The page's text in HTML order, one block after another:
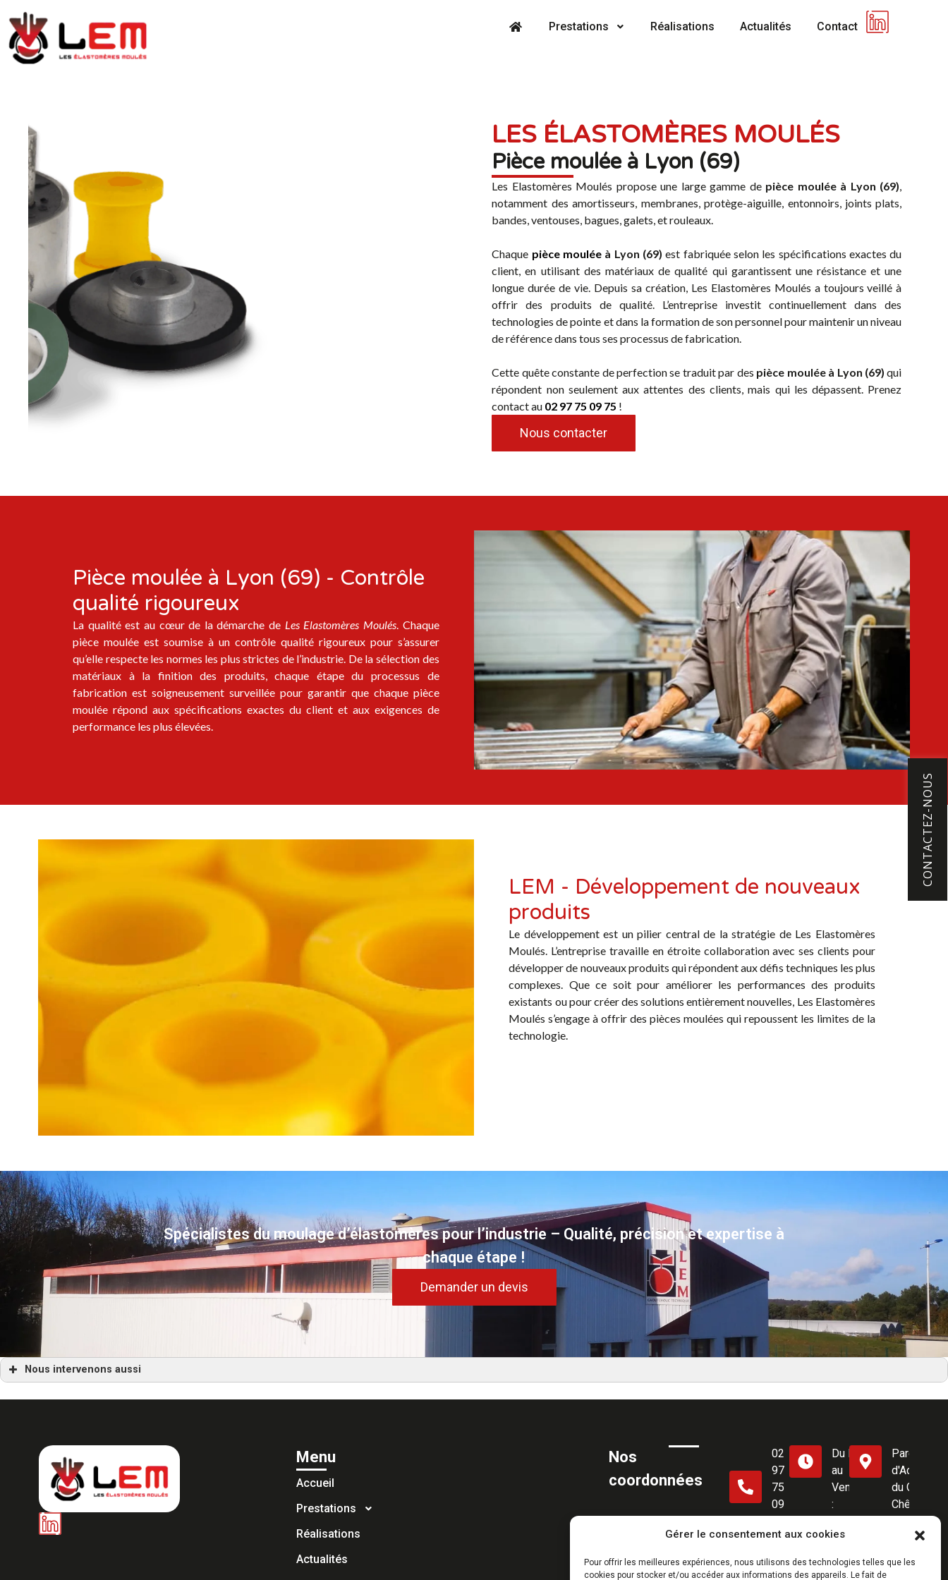
Gérer le consentement aux cookies
Pour offrir les meilleures expériences, nous utilisons des technologies telles que les
cookies pour stocker et/ou accéder aux informations des appareils. Le fait de
Prestations Réalisations Actualités Contact
LES ÉLASTOMÈRES MOULÉS
Pièce moulée à Lyon (69)
Les Elastomères Moulés propose une large gamme de pièce moulée à Lyon (69)
notamment des amortisseurs, membranes, protège-aiguille, entonnoirs, joints plats,
bandes, ventouses, bagues, galets, et rouleaux.
Chaque pièce mouléeà Lyon (69)est fabriquée selon les spécifications exactes du
client, en utilisant des matériaux de qualité qui garantissent une résistance et une
longue durée de vie. Depuis sa création, Les Elastomères Moulés a toujours veillé à
offrir des produits de qualité. L’entreprise investit continuellement dans des
technologies de pointe et dans la formation de son personnel pour maintenir un niveau
de référence dans tous ses processus de fabrication.
Cette quête constante de perfection se traduit par des pièce moulée à Lyon (69) qui
répondent non seulement aux attentes des clients, mais qui les dépassent. Prenez
contact au 02 97 75 09 75 !
Nous contacter
Pièce moulée à Lyon (69) - Contrôle
qualité rigoureux
La qualité est au cœur de la démarche de Les Elastomères Moulés. Chaque
pièce moulée est soumise à un contrôle qualité rigoureux pour s’assurer
qu’elle respecte les normes les plus strictes de l’industrie. De la sélection des
matériaux à la finition des produits, chaque étape du processus de
fabrication est soigneusement surveillée pour garantir que chaque pièce
moulée répond aux spécifications exactes du client et aux exigences de
performance les plus élevées.
LEM - Développement de nouveaux
produits
Le développement est un pilier central de la stratégie de Les Elastomères
Moulés. L’entreprise travaille en étroite collaboration avec ses clients pour
développer de nouveaux produits qui répondent aux défis techniques les plus
complexes. Que ce soit pour améliorer les performances des produits
existants ou pour créer des solutions entièrement nouvelles, Les Elastomères
Moulés s’engage à offrir des pièces moulées qui repoussent les limites de la
technologie.
Spécialistes du moulage d’élastomères pour l’industrie – Qualité, précision et expertise à
chaque étape !
Demander un devis
Nous intervenons aussi
Pièce moulée Grenoble
Pièce moulée Le Havre
Pièce moulée Lille
Pièce moulée Lyon (69)
Pièce moulée Marseille
Pièce moulée Montpellier
Pièce moulée Nantes
Pièce moulée Nice
Pièce moulée Paris (75)
Menu
Accueil
Prestations
Réalisations
Actualités
Nos
coordonnées
02
97
75
09
Du Lundi
au
Vendredi
:
18h00
Parc
d'Activités
du Gros
Chêne,
Sérent
CONTACTEZ-NOUS